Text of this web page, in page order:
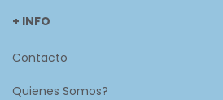
+ INFO
Contacto
Quienes Somos?